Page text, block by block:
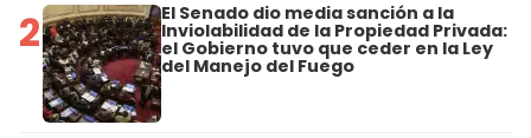
2 El Senado dio media sanción a la
Inviolabilidad de la Propiedad Privada:
el Gobierno tuvo que ceder en la Ley
del Manejo del Fuego